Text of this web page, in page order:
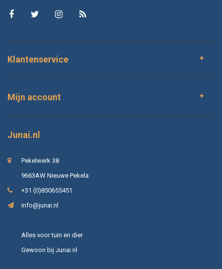
Klantenservice
Mijn account
Junai.nl
Pekelwerk 38
9663AW Nieuwe Pekela
+31 (0)850655451
info@junai.nl
Alles voor tuin en dier
Gewoon bij Junai.nl